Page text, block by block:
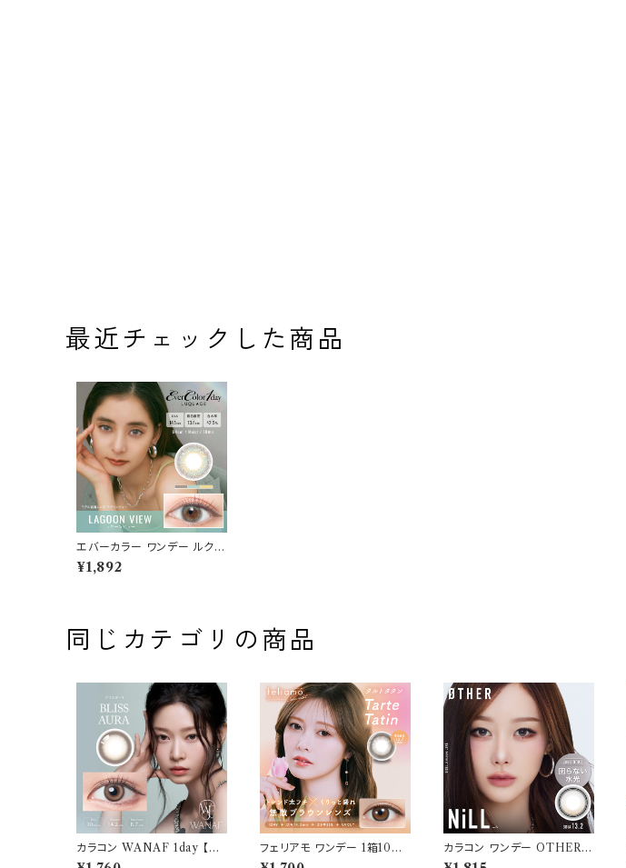
最近チェックした商品
エバーカラー ワンデー ルクア
ージュ【ラグーンビュー】 カラ
コン 1箱10枚 14.5mm 度な
¥1,892
同じカテゴリの商品
カラコン WANAF 1day 【C
OLOR：ブリスオーラ】1箱 10
フェリアモ ワンデー 1箱10枚
入り【COLOR：タルトタタン】
カラコン ワンデー OTHER
アザー 【COLOR：NiLL - ニ